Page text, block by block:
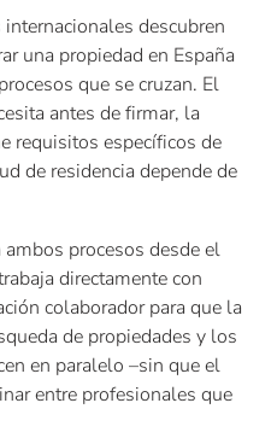
descubren
una propiedad en España
que se cruzan. El
antes de firmar, la
requisitos específicos de
de residencia depende de
ambos procesos desde el
directamente con
colaborador para que la
de propiedades y los
en paralelo –sin que el
entre profesionales que